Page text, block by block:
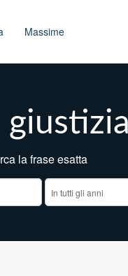
Massime
la frase esatta